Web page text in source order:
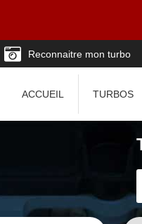
Reconnaitre mon turbo
ACCUEIL TURBOS